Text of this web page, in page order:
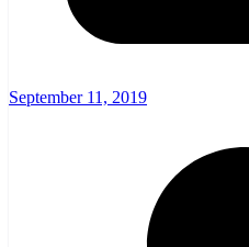
September 11, 2019